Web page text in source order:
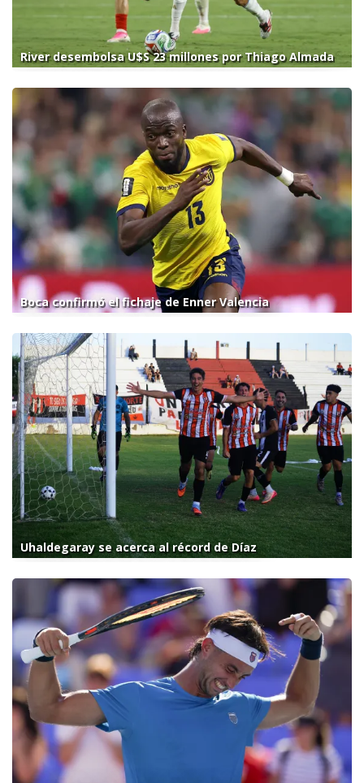
River desembolsa U$S 23 millones por Thiago Almada
Boca confirmó el fichaje de Enner Valencia
Uhaldegaray se acerca al récord de Díaz